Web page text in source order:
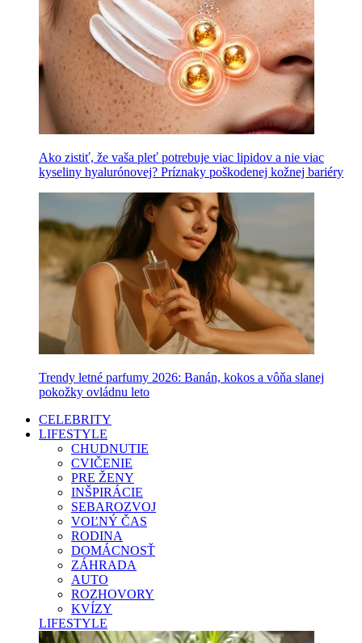
Ako zistiť, že vaša pleť potrebuje viac lipidov a nie viac
kyseliny hyalurónovej? Príznaky poškodenej kožnej bariéry
Trendy letné parfumy 2026: Banán, kokos a vôňa slanej
pokožky ovládnu leto
CELEBRITY
LIFESTYLE
CHUDNUTIE
CVIČENIE
PRE ŽENY
INŠPIRÁCIE
SEBAROZVOJ
VOĽNÝ ČAS
RODINA
DOMÁCNOSŤ
ZÁHRADA
AUTO
ROZHOVORY
KVÍZY
LIFESTYLE